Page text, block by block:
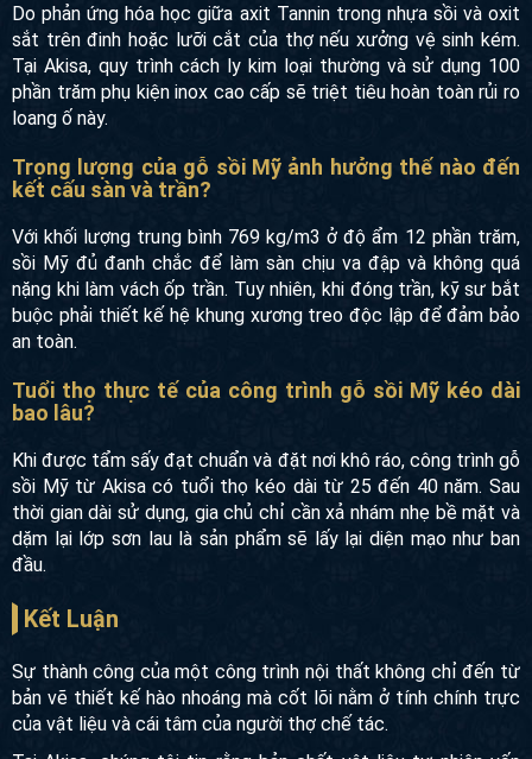
Do phản ứng hóa học giữa axit Tannin trong nhựa sồi và oxit
sắt trên đinh hoặc lưỡi cắt của thợ nếu xưởng vệ sinh kém.
Tại Akisa, quy trình cách ly kim loại thường và sử dụng 100
phần trăm phụ kiện inox cao cấp sẽ triệt tiêu hoàn toàn rủi ro
loang ố này.
Trọng lượng của gỗ sồi Mỹ ảnh hưởng thế nào đến
kết cấu sàn và trần?
Với khối lượng trung bình 769 kg/m3 ở độ ẩm 12 phần trăm,
sồi Mỹ đủ đanh chắc để làm sàn chịu va đập và không quá
nặng khi làm vách ốp trần. Tuy nhiên, khi đóng trần, kỹ sư bắt
buộc phải thiết kế hệ khung xương treo độc lập để đảm bảo
an toàn.
Tuổi thọ thực tế của công trình gỗ sồi Mỹ kéo dài
bao lâu?
Khi được tẩm sấy đạt chuẩn và đặt nơi khô ráo, công trình gỗ
sồi Mỹ từ Akisa có tuổi thọ kéo dài từ 25 đến 40 năm. Sau
thời gian dài sử dụng, gia chủ chỉ cần xả nhám nhẹ bề mặt và
dặm lại lớp sơn lau là sản phẩm sẽ lấy lại diện mạo như ban
đầu.
Kết Luận
Sự thành công của một công trình nội thất không chỉ đến từ
bản vẽ thiết kế hào nhoáng mà cốt lõi nằm ở tính chính trực
của vật liệu và cái tâm của người thợ chế tác.